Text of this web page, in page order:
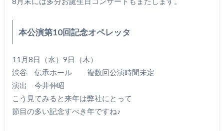
本公演第10回記念オペレッタ
11月8日（水）9日（木）
渋谷 伝承ホール 複数回公演時間未定
演出 今井伸昭
こう見てみると来年は弊社にとって
節目の多い記念すべき年ですね♪